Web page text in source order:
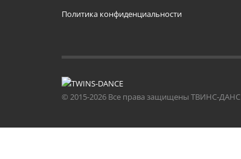
Политика конфиденциальности
© 2015-2026 Все права защищены ТВИНС-ДАНС